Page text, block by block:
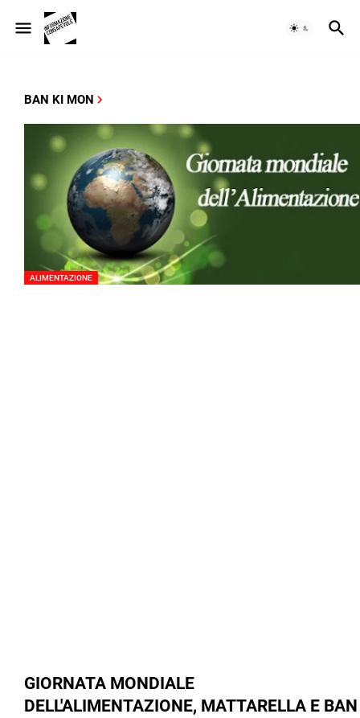
BAN KI MON
ALIMENTAZIONE
GIORNATA MONDIALE
DELL'ALIMENTAZIONE, MATTARELLA E BAN